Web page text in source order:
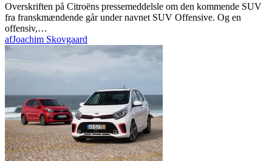
Overskriften på Citroëns pressemeddelsle om den kommende SUV
fra franskmændende går under navnet SUV Offensive. Og en
offensiv,…
afJoachim Skovgaard